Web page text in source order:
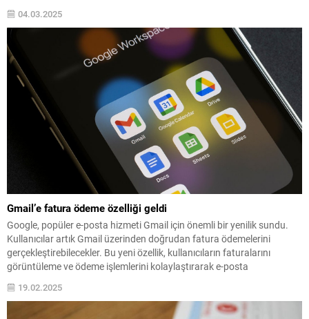
geç başvuru ne zaman 2025...
04.03.2025
Gmail’e fatura ödeme özelliği geldi
Google, popüler e-posta hizmeti Gmail için önemli bir yenilik sundu.
Kullanıcılar artık Gmail üzerinden doğrudan fatura ödemelerini
gerçekleştirebilecekler. Bu yeni özellik, kullanıcıların faturalarını
görüntüleme ve ödeme işlemlerini kolaylaştırarak e-posta
19.02.2025